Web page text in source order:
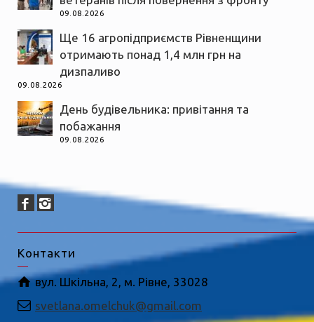
09.08.2026
Ще 16 агропідприємств Рівненщини
отримають понад 1,4 млн грн на
дизпаливо
09.08.2026
День будівельника: привітання та
побажання
09.08.2026
Контакти
вул. Шкільна, 2, м. Рівне, 33028
svetlana.omelchuk@gmail.com